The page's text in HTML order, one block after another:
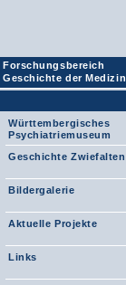
Forschungsbereich
Geschichte der Medizin
Württembergisches
Psychiatriemuseum
Geschichte Zwiefalten
Bildergalerie
Aktuelle Projekte
Links